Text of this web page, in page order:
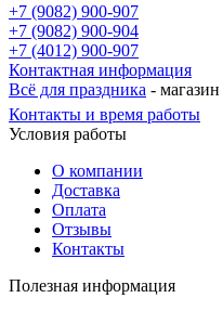
+7 (9082) 900-907
+7 (9082) 900-904
+7 (4012) 900-907
Контактная информация
Всё для праздника - магазин
Контакты и время работы
Условия работы
О компании
Доставка
Оплата
Отзывы
Контакты
Полезная информация